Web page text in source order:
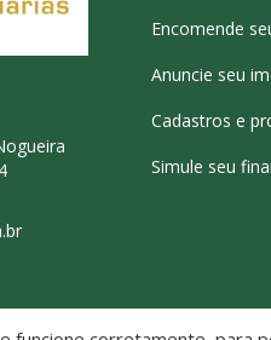
Encomende
Anuncie seu
Cadastros e
Simule seu